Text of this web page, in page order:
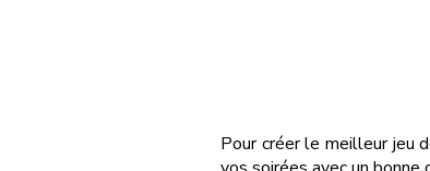
Pour créer le meilleur jeu